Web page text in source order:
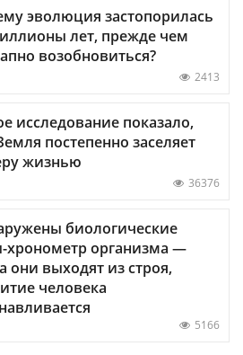
эволюция застопорилась
лет, прежде чем
возобновиться?
2413
исследование показало,
постепенно заселяет
жизнью
36376
биологические
хронометр организма —
они выходят из строя,
человека
5166